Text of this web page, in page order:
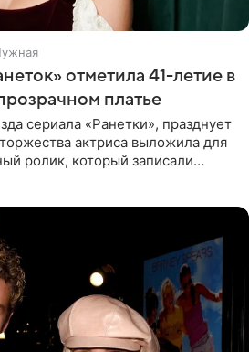
отметила 41-летие в
платье
сериала «Ранетки», празднует
актриса выложила для
ролик, который записали